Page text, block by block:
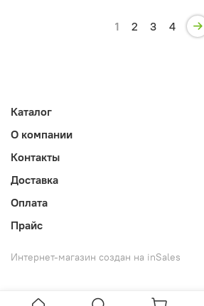
1 2 3 4
Каталог
О компании
Контакты
Доставка
Оплата
Прайс
Интернет-магазин создан на inSales